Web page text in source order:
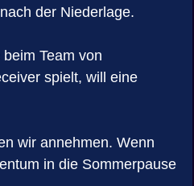
der Niederlage.
Team von
spielt, will eine
wir annehmen. Wenn
in die Sommerpause